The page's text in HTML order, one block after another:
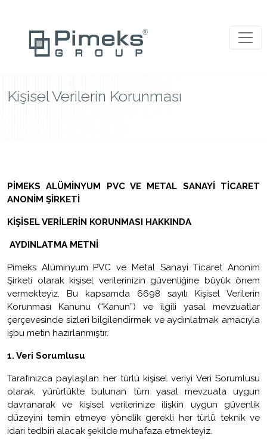
Kişisel Verilerin Korunması
PİMEKS ALÜMİNYUM PVC VE METAL SANAYİ TİCARET
ANONİM ŞİRKETİ
KİŞİSEL VERİLERİN KORUNMASI HAKKINDA
AYDINLATMA METNİ
Pimeks Alüminyum PVC ve Metal Sanayi Ticaret Anonim
Şirketi olarak kişisel verilerinizin güvenliğine büyük önem
vermekteyiz. Bu kapsamda 6698 sayılı Kişisel Verilerin
Korunması Kanunu (“Kanun”) ve ilgili yasal mevzuatlar
çerçevesinde sizleri bilgilendirmek ve aydınlatmak amacıyla
işbu metin hazırlanmıştır.
1. Veri Sorumlusu
Tarafınızca paylaşılan her türlü kişisel veriyi Veri Sorumlusu
olarak, yürürlükte bulunan tüm yasal mevzuata uygun
davranarak ve kişisel verilerinize ilişkin uygun güvenlik
düzeyini temin etmeye yönelik gerekli her türlü teknik ve
idari tedbiri alacak şekilde muhafaza etmekteyiz.